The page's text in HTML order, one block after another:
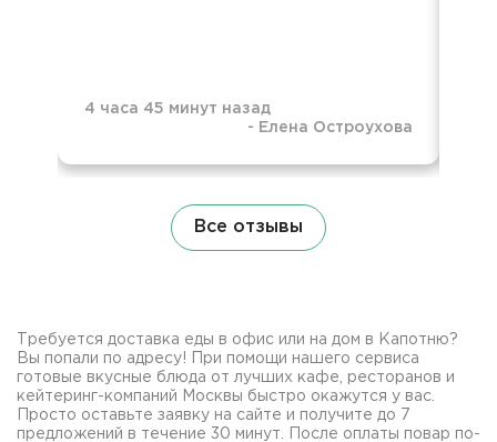
4 часа 45 минут назад
- Елена Остроухова
Все отзывы
Требуется доставка еды в офис или на дом в Капотню?
Вы попали по адресу! При помощи нашего сервиса
готовые вкусные блюда от лучших кафе, ресторанов и
кейтеринг-компаний Москвы быстро окажутся у вас.
Просто оставьте заявку на сайте и получите до 7
предложений в течение 30 минут. После оплаты повар по-